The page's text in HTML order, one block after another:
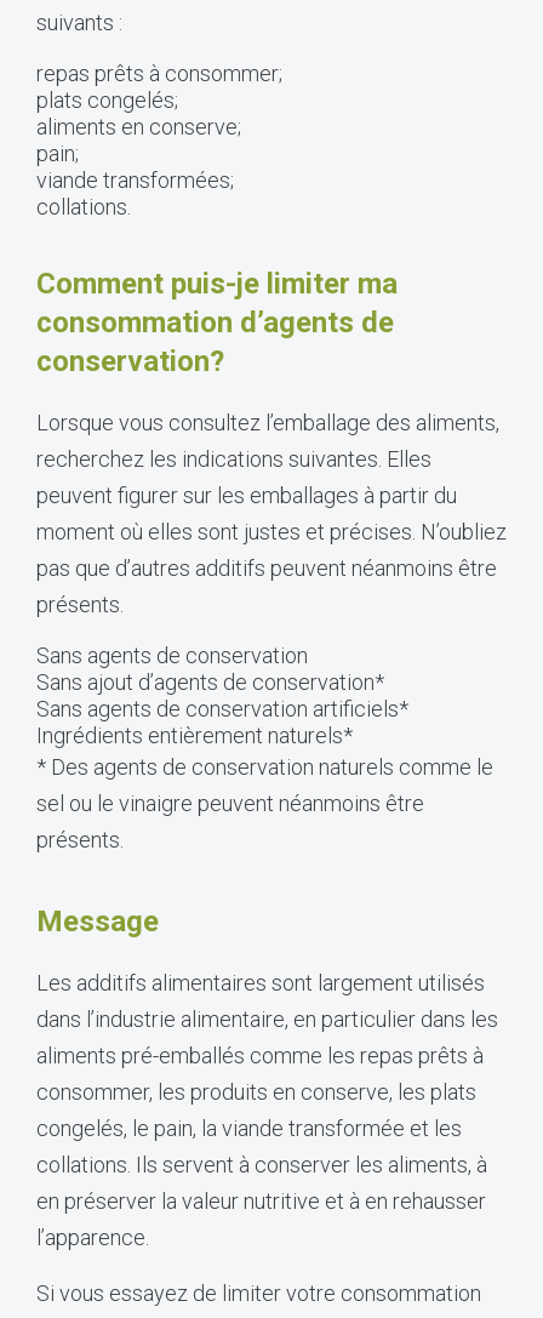
suivants :
repas prêts à consommer;
plats congelés;
aliments en conserve;
pain;
viande transformées;
collations.
Comment puis-je limiter ma
consommation d’agents de
conservation?
Lorsque vous consultez l’emballage des aliments,
recherchez les indications suivantes. Elles
peuvent figurer sur les emballages à partir du
moment où elles sont justes et précises. N’oubliez
pas que d’autres additifs peuvent néanmoins être
présents.
Sans agents de conservation
Sans ajout d’agents de conservation*
Sans agents de conservation artificiels*
Ingrédients entièrement naturels*
* Des agents de conservation naturels comme le
sel ou le vinaigre peuvent néanmoins être
présents.
Message
Les additifs alimentaires sont largement utilisés
dans l’industrie alimentaire, en particulier dans les
aliments pré-emballés comme les repas prêts à
consommer, les produits en conserve, les plats
congelés, le pain, la viande transformée et les
collations. Ils servent à conserver les aliments, à
en préserver la valeur nutritive et à en rehausser
l’apparence.
Si vous essayez de limiter votre consommation